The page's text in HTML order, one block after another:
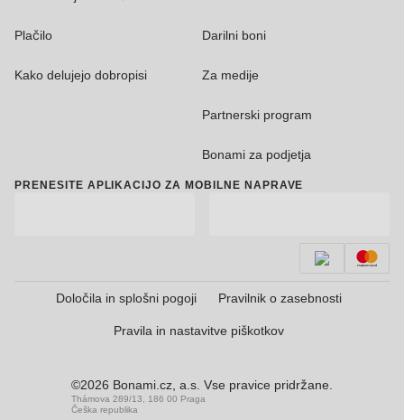
Plačilo
Kako delujejo dobropisi
Darilni boni
Za medije
Partnerski program
Bonami za podjetja
PRENESITE APLIKACIJO ZA MOBILNE NAPRAVE
Določila in splošni pogoji Pravilnik o zasebnosti
Pravila in nastavitve piškotkov
©2026 Bonami.cz, a.s. Vse pravice pridržane.
Thámova 289/13, 186 00 Praga
Češka republika